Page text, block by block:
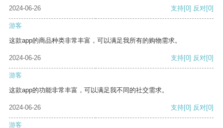
2024-06-26
支持[0] 反对[0]
游客
这款app的商品种类非常丰富，可以满足我所有的购物需求。
2024-06-26 支持[0] 反对[0]
游客
这款app的功能非常丰富，可以满足我不同的社交需求。
2024-06-26 支持[0] 反对[0]
游客